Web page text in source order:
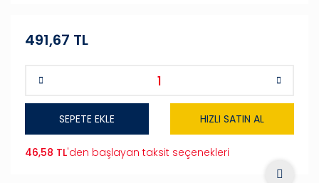
491,67 TL
SEPETE EKLE HIZLI SATIN AL
46,58 TL'den başlayan taksit seçenekleri